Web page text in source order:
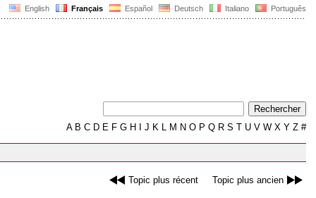
English Français Español Deutsch Italiano Português
AB C D E F G H J K L M N O P Q R S T U V W X Y Z #
Topic plus récent Topic plus ancien